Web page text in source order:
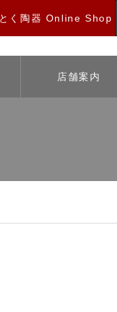
く陶器 Online Shop
店舗案内